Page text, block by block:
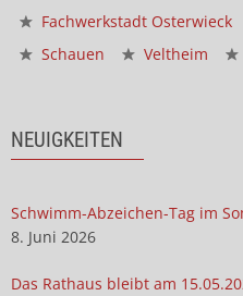
Fachwerkstadt Osterwieck
Schauen
Veltheim
NEUIGKEITEN
Schwimm-Abzeichen-Tag im
8. Juni 2026
Das Rathaus bleibt am